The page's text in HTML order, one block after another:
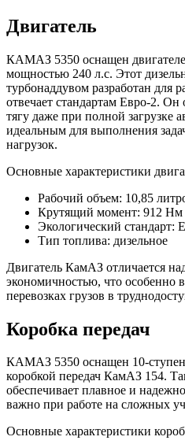
Двигатель
КАМАЗ 5350 оснащен
мощностью 240 л.с. Этот
турбонаддувом разработан для
отвечает стандартам Евро-2. Он
тягу даже при полной загрузке
идеальным для выполнения
нагрузок.
Основные характеристики
Рабочий объем: 10,85
Крутящий момент: 912 Нм
Экологический стандарт:
Тип топлива: дизельное
Двигатель КамАЗ отличается
экономичностью, что особенно
перевозках грузов в
Коробка передач
КАМАЗ 5350 оснащен 10-
коробкой передач КамАЗ 154.
обеспечивает плавное и
важно при работе на сложных
Основные характеристики